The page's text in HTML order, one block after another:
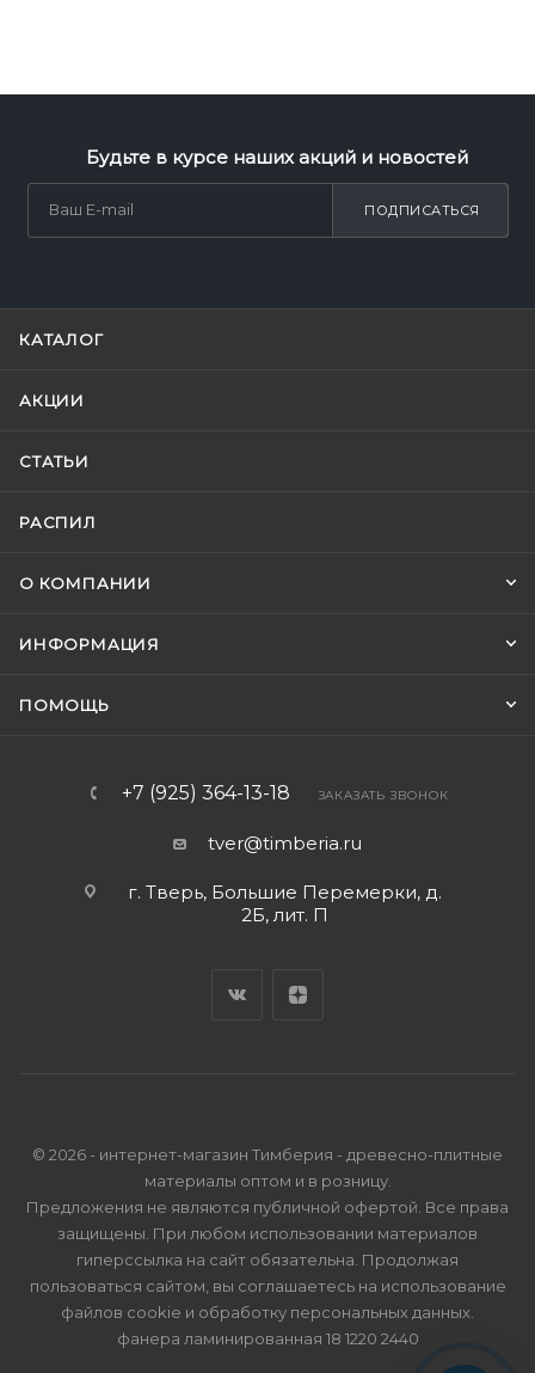
Будьте в курсе наших акций и новостей
ПОДПИСАТЬСЯ
КАТАЛОГ
АКЦИИ
СТАТЬИ
РАСПИЛ
О КОМПАНИИ
ИНФОРМАЦИЯ
ПОМОЩЬ
+7 (925) 364-13-18 ЗАКАЗАТЬ ЗВОНОК
tver@timberia.ru
г. Тверь, Большие Перемерки, д.
2Б, лит. П
© 2026 - интернет-магазин Тимберия - древесно-плитные
материалы оптом и в розницу.
Предложения не являются публичной офертой. Все права
защищены. При любом использовании материалов
гиперссылка на сайт обязательна. Продолжая
пользоваться сайтом, вы соглашаетесь на использование
файлов cookie и обработку персональных данных
фанера ламинированная 18 1220 2440